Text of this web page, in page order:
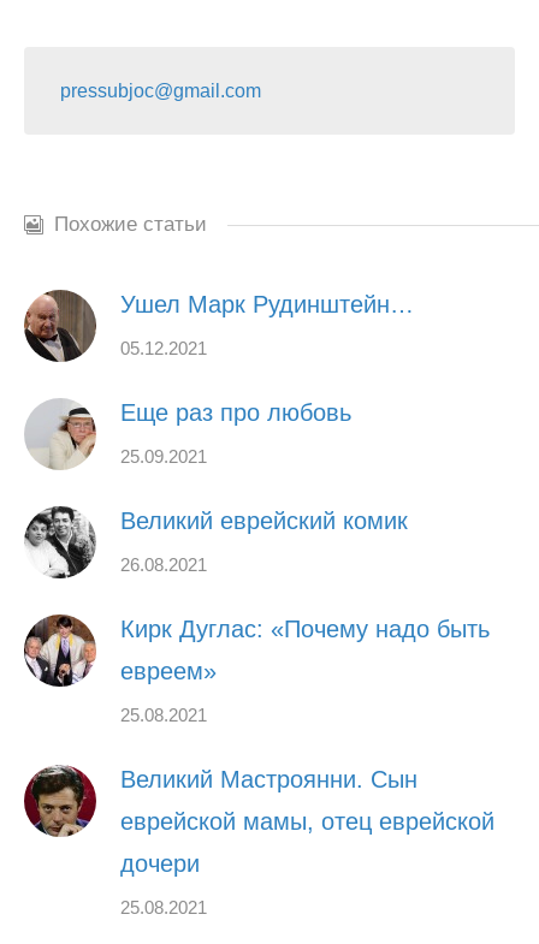
pressubjoc@gmail.com
Похожие статьи
Ушел Марк Рудинштейн…
05.12.2021
Еще раз про любовь
25.09.2021
Великий еврейский комик
26.08.2021
Кирк Дуглас: «Почему надо быть
евреем»
25.08.2021
Великий Мастроянни. Сын
еврейской мамы, отец еврейской
дочери
25.08.2021